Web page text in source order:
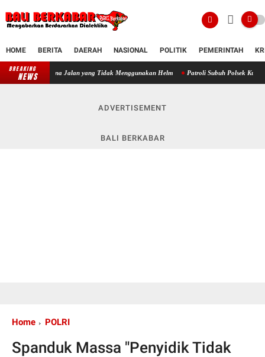
HOME BERITA DAERAH NASIONAL POLITIK PEMERINTAH
BREAKING
NEWS
Pengguna Jalan yang Tidak Menggunakan Helm Patroli Subuh Polsek Kuta Utara
ADVERTISEMENT
BALI BERKABAR
Home POLRI
Spanduk Massa "Penyidik Tidak